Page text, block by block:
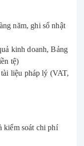
năm, ghi sổ nhật
kinh doanh, Bảng
tệ)
liệu pháp lý (VAT,
kiểm soát chi phí